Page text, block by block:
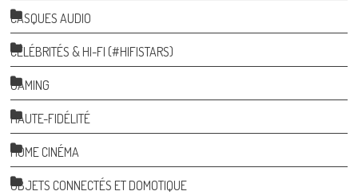
CASQUES AUDIO
CÉLÉBRITÉS & HI-FI (#HIFISTARS)
GAMING
HAUTE-FIDÉLITÉ
HOME CINÉMA
OBJETS CONNECTÉS ET DOMOTIQUE